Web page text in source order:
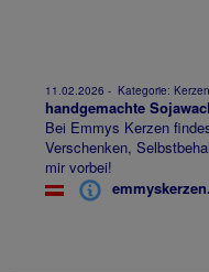
11.02.2026 - Kategorie: Kerzen
handgemachte
Bei Emmys Kerzen
Verschenken,
mir vorbei!